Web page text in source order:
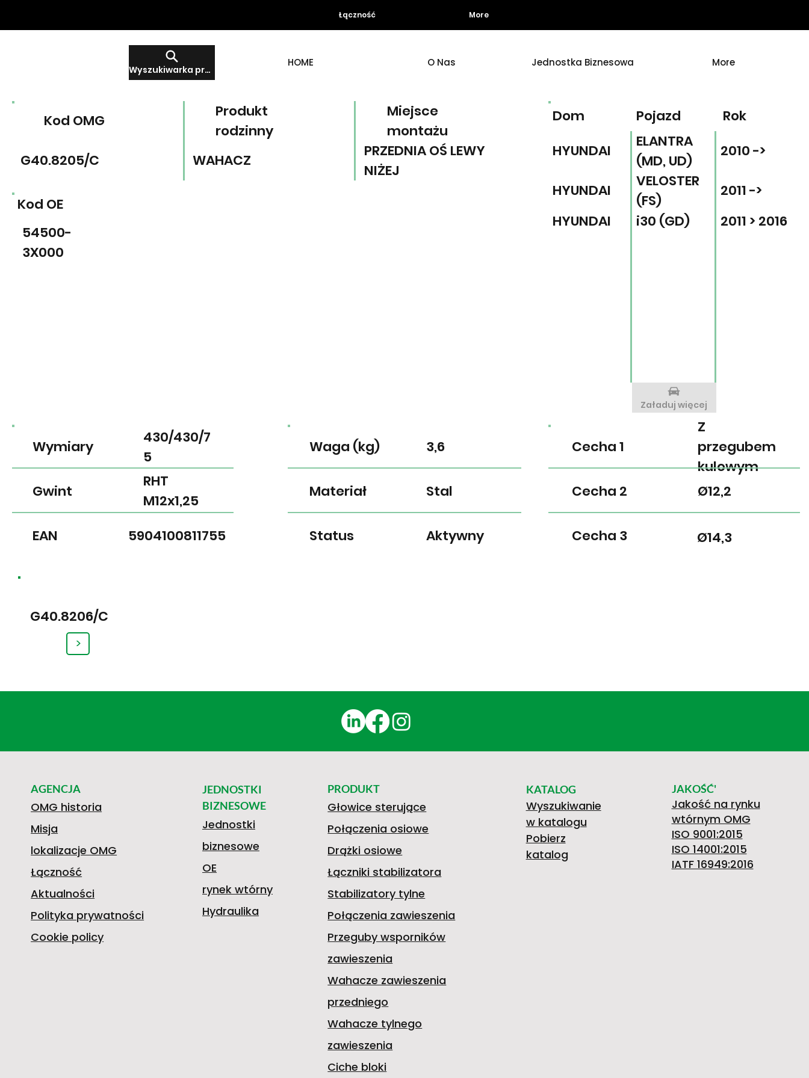
HOME O Nas Jednostka Biznesowa More
Wyszukiwarka produktów
G40.8206/C
>
Łączność More
EAN
Gwint
Wymiary
5904100811755
RHT
M12x1,25
430/430/7
5
Waga (kg)
Materiał
Status
3,6
Stal
Aktywny
Cecha 1
Cecha 2
Cecha 3
Z
przegubem
kulowym
Ø12,2
Ø14,3
Miejsce
montażu
Produkt
rodzinny
Kod OMG
PRZEDNIA OŚ LEWY
NIŻEJ
WAHACZ
G40.8205/C
Kod OE
54500-
3X000
Pojazd Rok
Dom
HYUNDAI
ELANTRA
(MD, UD)
2010 ->
HYUNDAI
VELOSTER
(FS)
2011 ->
HYUNDAI
i30 (GD) 2011 > 2016
Załaduj więcej
JEDNOSTKI
BIZNESOWE
Jednostki
biznesowe
OE
rynek wtórny
Hydraulika
PRODUKT
Głowice sterujące
Połączenia osiowe
Drążki osiowe
Łączniki stabilizatora
Stabilizatory tylne
Połączenia zawieszenia
Przeguby wsporników
zawieszenia
Wahacze zawieszenia
przedniego
Wahacze tylnego
zawieszenia
Ciche bloki
KATALOG
Wyszukiwanie
w katalogu
Pobierz
katalog
JAKOŚĆ'
Jakość na rynku
wtórnym OMG
ISO 9001:2015
ISO 14001:2015
IATF 16949:2016
AGENCJA
OMG historia
Misja
lokalizacje OMG
Łączność
Aktualności
Polityka prywatności
Cookie policy